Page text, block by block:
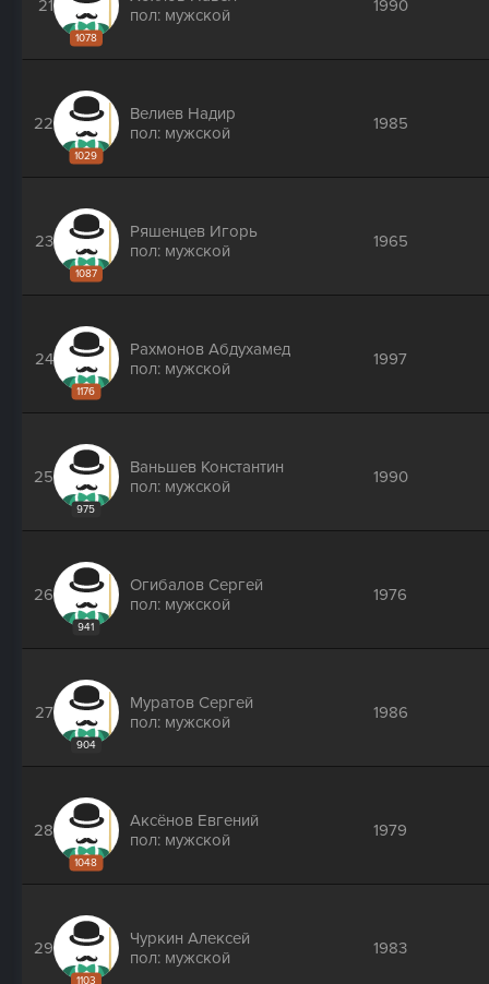
21
1078
пол: мужской
1990
22
1029
Велиев Надир
пол: мужской
1985
23
1087
Ряшенцев Игорь
пол: мужской
1965
24
1176
Рахмонов Абдухамед
пол: мужской
1997
25
975
Ваньшев Константин
пол: мужской
1990
26
941
Огибалов Сергей
пол: мужской
1976
27
904
Муратов Сергей
пол: мужской
1986
28
1048
Аксёнов Евгений
пол: мужской
1979
29
1103
Чуркин Алексей
пол: мужской
1983